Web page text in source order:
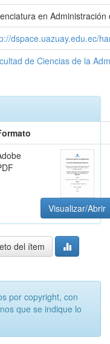
en Administración
dspace.uazuay.edu.ec/
de Ciencias de la
Visualizar/Abrir
del ítem
por copyright, con
que se indique lo